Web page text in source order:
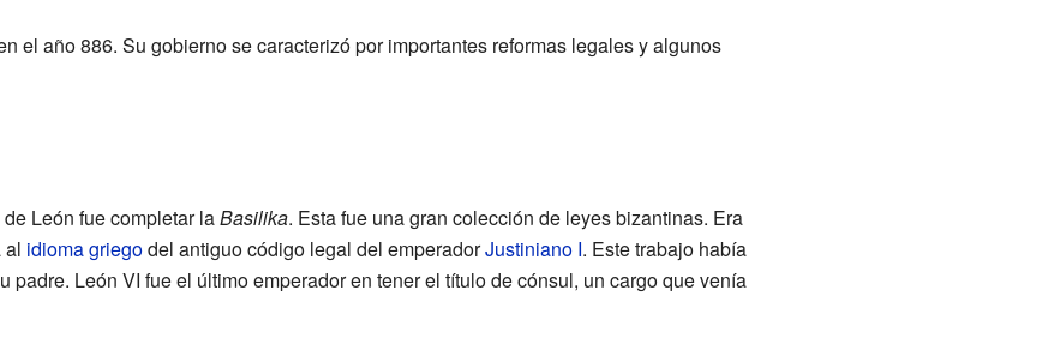
el año 886. Su gobierno se caracterizó por importantes reformas legales y algunos
León fue completar laBasilika. Esta fue una gran colección de leyes bizantinas. Era
al idioma griegodel antiguo código legal del emperadorJustiniano I. Este trabajo había
padre. León VI fue el último emperador en tener el título de cónsul, un cargo que venía